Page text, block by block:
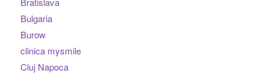
Bulgaria
Burow
clinica mysmile
Cluj Napoca